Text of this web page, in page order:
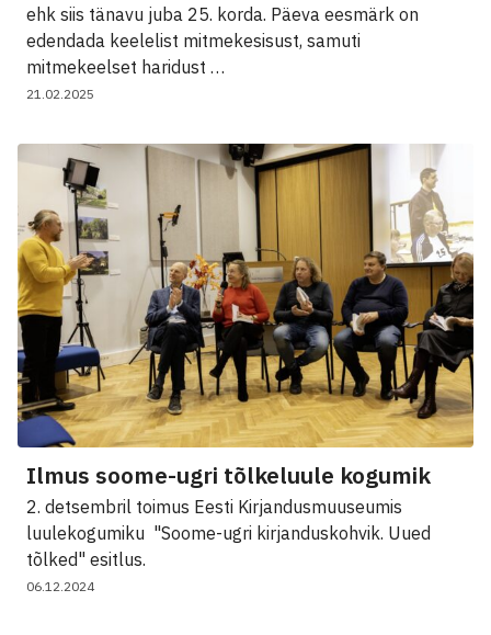
ehk siis tänavu juba 25. korda. Päeva eesmärk on
edendada keelelist mitmekesisust, samuti
mitmekeelset haridust …
21.02.2025
Ilmus soome-ugri tõlkeluule kogumik
2. detsembril toimus Eesti Kirjandusmuuseumis
luulekogumiku "Soome-ugri kirjanduskohvik. Uued
tõlked" esitlus.
06.12.2024